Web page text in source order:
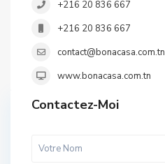
+216 20 836 667
+216 20 836 667
contact@bonacasa.com.tn
www.bonacasa.com.tn
Contactez-Moi